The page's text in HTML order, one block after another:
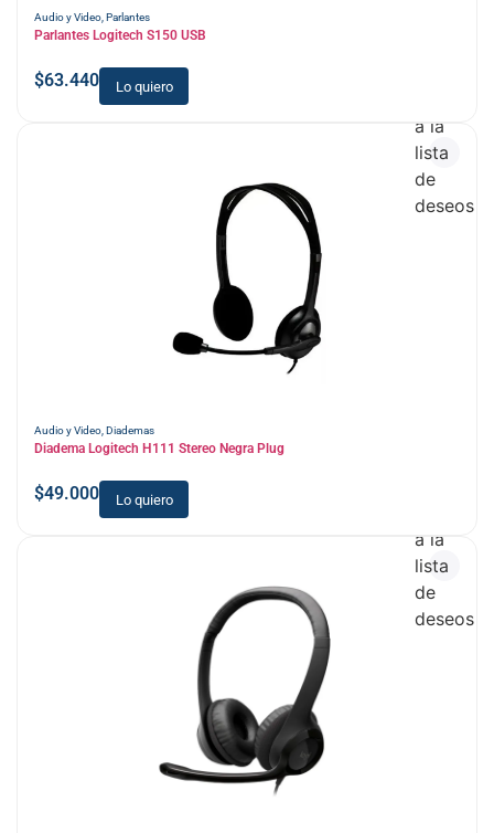
Audio y Video Parlantes
Parlantes Logitech S150 USB
$63.440 Lo quiero
Audio y Video Diademas
Diadema Logitech H111 Stereo Negra Plug
$49.000 Lo quiero
a la
lista
de
deseos
a la
lista
de
deseos